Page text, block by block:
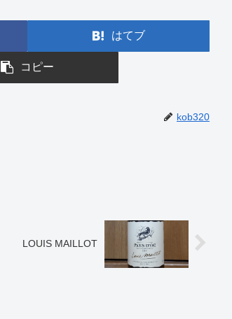
はてブ
コピー
kob320
LOUIS MAILLOT